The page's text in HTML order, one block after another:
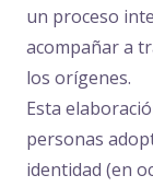
un proceso
acompañar a
los orígenes.
Esta
personas
identidad (en